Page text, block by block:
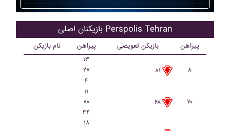
بازیکنان اصلی Perspolis Tehran
نام بازیکن پیراهن بازیکن تعویضی پیراهن
۱۳
۲۷
۸۱
۸
۴
۱۱
۸۰
۶۸
۷۰
۴۴
۱۸